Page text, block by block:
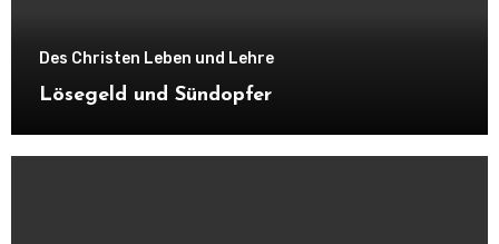
Des Christen Leben und Lehre
Lösegeld und Sündopfer